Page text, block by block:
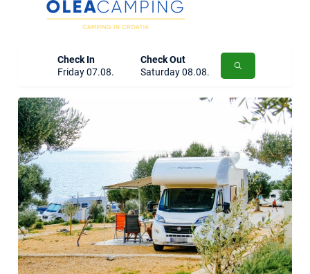
Check In
Friday 07.08.
Check Out
Saturday 08.08.